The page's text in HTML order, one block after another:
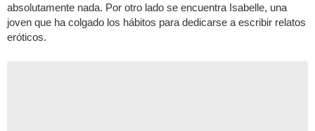
absolutamente nada. Por otro lado se encuentra Isabelle, una
joven que ha colgado los hábitos para dedicarse a escribir relatos
eróticos.